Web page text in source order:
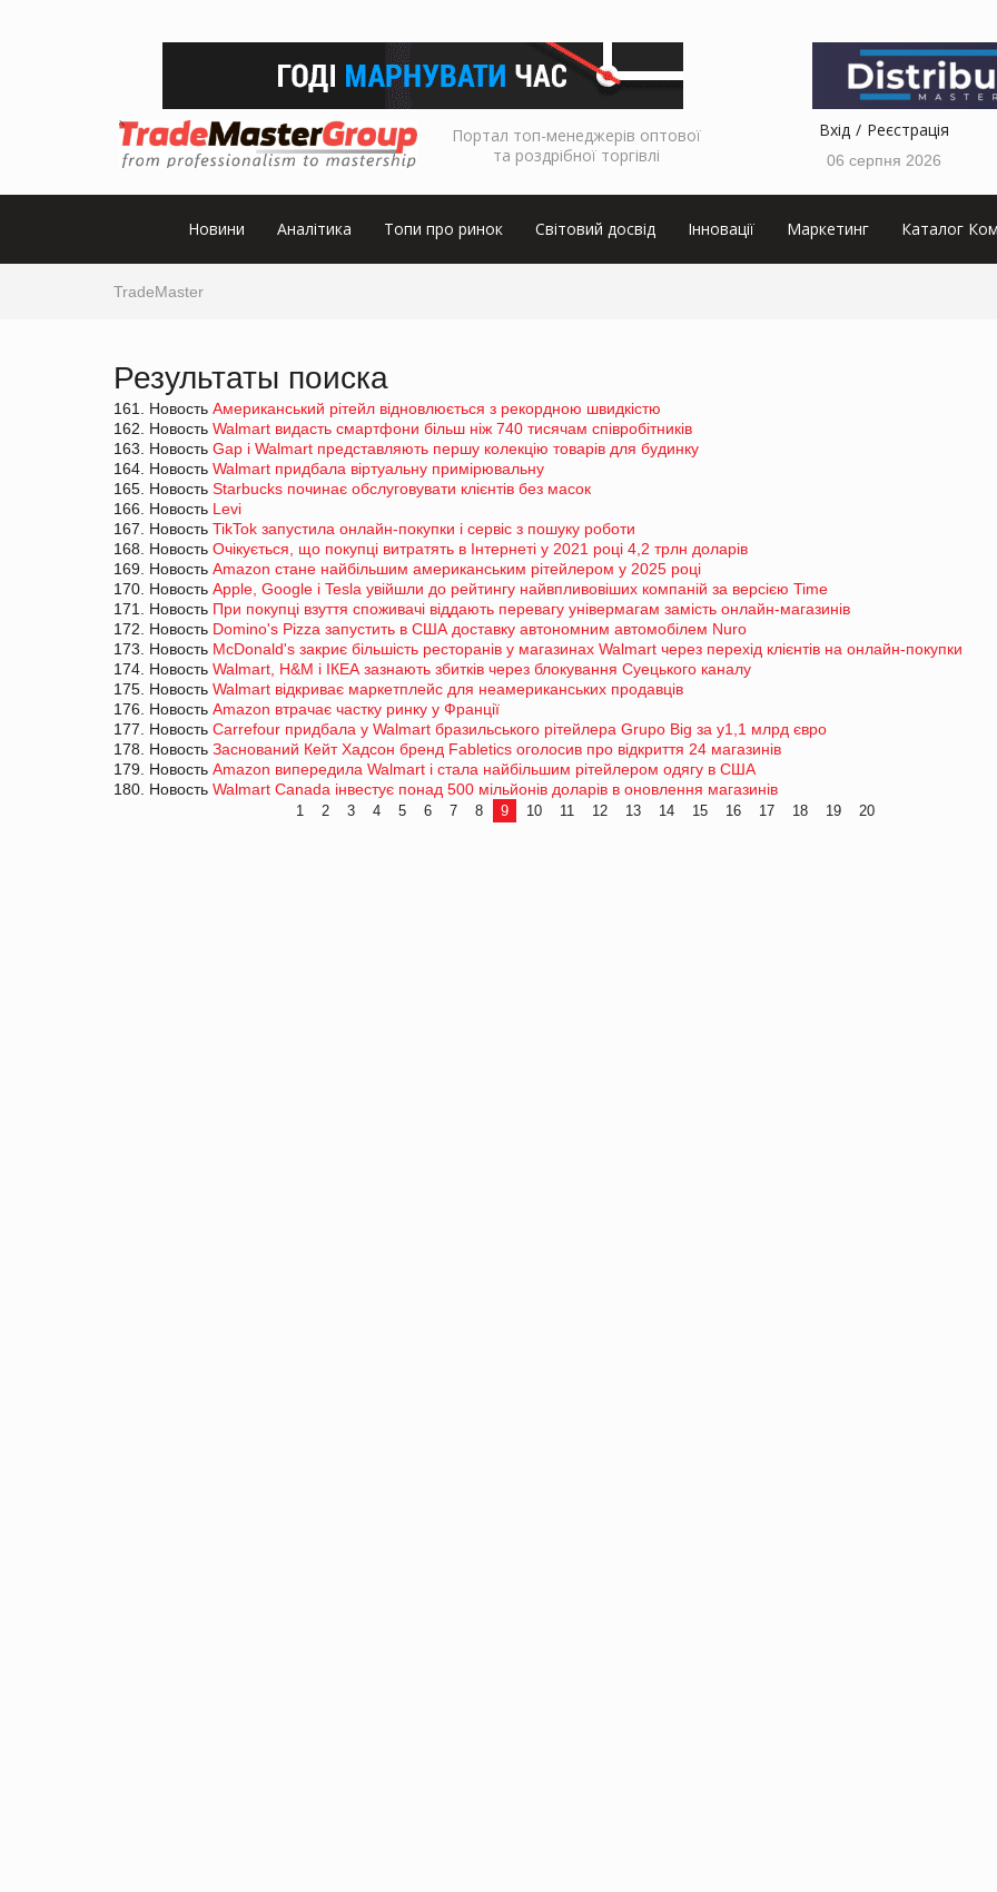
Портал топ-менеджерів оптової
та роздрібної торгівлі
Вхід Реєстрація
06 серпня 2026
Новини Аналітика Топи про ринок Світовий досвід Інновації Маркетинг Каталог
TradeMaster
Результаты поиска
161. Новость Американський рітейл відновлюється з рекордною швидкістю
162. Новость Walmart видасть смартфони більш ніж 740 тисячам співробітників
163. Новость Gap і Walmart представляють першу колекцію товарів для будинку
164. Новость Walmart придбала віртуальну примірювальну
165. Новость Starbucks починає обслуговувати клієнтів без масок
166. Новость Levi
167. Новость TikTok запустила онлайн-покупки і сервіс з пошуку роботи
168. Новость Очікується, що покупці витратять в Інтернеті у 2021 році 4,2 трлн доларів
169. Новость Amazon стане найбільшим американським рітейлером у 2025 році
170. Новость Apple, Google і Tesla увійшли до рейтингу найвпливовіших компаній за версією Time
171. Новость При покупці взуття споживачі віддають перевагу універмагам замість онлайн-магазинів
172. Новость Domino's Pizza запустить в США доставку автономним автомобілем Nuro
173. Новость McDonald's закриє більшість ресторанів у магазинах Walmart через перехід клієнтів на онлайн-покупки
174. Новость Walmart, H&M і ІКЕА зазнають збитків через блокування Суецького каналу
175. Новость Walmart відкриває маркетплейс для неамериканських продавців
176. Новость Amazon втрачає частку ринку у Франції
177. Новость Carrefour придбала у Walmart бразильського рітейлера Grupo Big за у1,1 млрд євро
178. Новость Заснований Кейт Хадсон бренд Fabletics оголосив про відкриття 24 магазинів
179. Новость Amazon випередила Walmart і стала найбільшим рітейлером одягу в США
180. Новость Walmart Canada інвестує понад 500 мільйонів доларів в оновлення магазинів
1 2 3 4 5 6 7 8 9 10 11 12 13 14 15 16 17 18 19 20